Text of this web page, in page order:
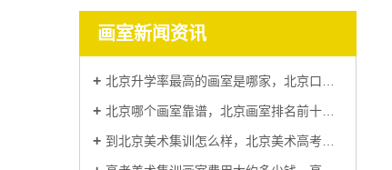
画室新闻资讯
北京升学率最高的画室是哪家，北京口碑比较好的画室排名
北京哪个画室靠谱，北京画室排名前十位哪个画室比较好
到北京美术集训怎么样，北京美术高考集训到底多少钱